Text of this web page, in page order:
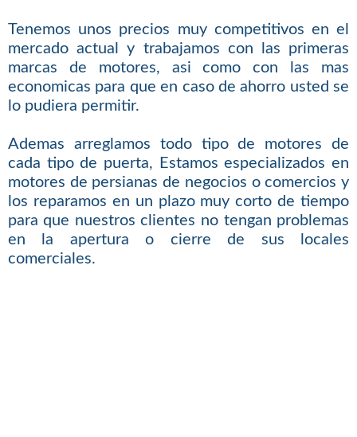
Tenemos unos precios muy competitivos en el
mercado actual y trabajamos con las primeras
marcas de motores, asi como con las mas
economicas para que en caso de ahorro usted se
lo pudiera permitir.
Ademas arreglamos todo tipo de motores de
cada tipo de puerta, Estamos especializados en
motores de persianas de negocios o comercios y
los reparamos en un plazo muy corto de tiempo
para que nuestros clientes no tengan problemas
en la apertura o cierre de sus locales
comerciales.